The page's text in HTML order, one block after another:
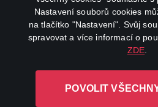
Nastavení souborů cookies
na tlačítko "Nastavení". Svůj
spravovat a více informací o
ZDE
POVOLIT
L-1246 Luxembourg R.C.S.